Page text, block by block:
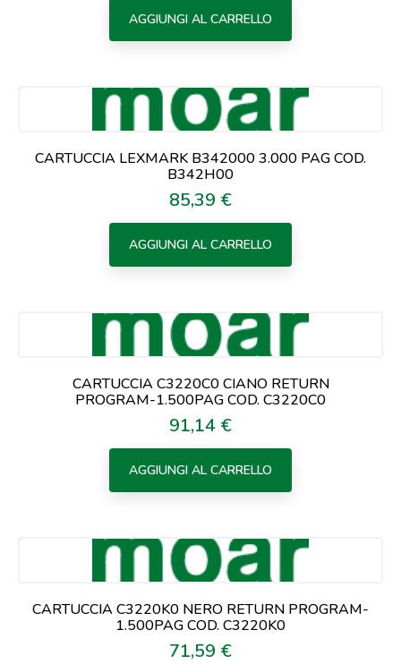
AGGIUNGI AL CARRELLO
CARTUCCIA LEXMARK B342000 3.000 PAG COD.
B342H00
Prezzo
85,39 €
AGGIUNGI AL CARRELLO
CARTUCCIA C3220C0 CIANO RETURN
PROGRAM-1.500PAG COD. C3220C0
Prezzo
91,14 €
AGGIUNGI AL CARRELLO
CARTUCCIA C3220K0 NERO RETURN PROGRAM-
1.500PAG COD. C3220K0
Prezzo
71,59 €